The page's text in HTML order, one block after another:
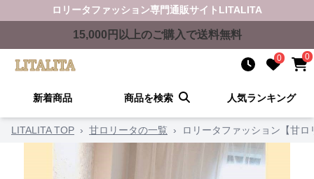
ロリータファッション専門通販サイト LITALITA
15,000 円以上のご購入で送料無料
0 0
新着商品 商品を検索 人気ランキング
LITALITA TOP › 甘ロリータの一覧 › ロリータファッション【甘